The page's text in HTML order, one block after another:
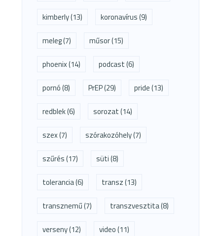
kimberly(13) koronavírus(9)
meleg(7) műsor(15)
phoenix(14) podcast(6)
pornó(8) PrEP(29) pride(13)
redblek(6) sorozat(14)
szex(7) szórakozóhely(7)
szűrés(17) süti(8)
tolerancia(6) transz(13)
transznemű(7) transzvesztita(8)
verseny(12) video(11)